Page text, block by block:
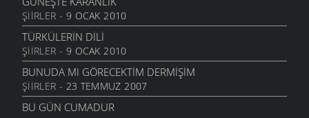
YOL GÖTÜRDÜ YIL GÖTÜRDÜ
10 NISAN 2006
SULAR SOĞUK MU
31 MART 2006
BEKÇİ OLDUĞ
30 MART 2006
ŞIIRLER - 9 OCAK 2010
TÜRKÜLERIN DILI
ŞIIRLER - 9 OCAK 2010
BUNUDA MI GÖRECEKTIM DERMIŞIM
ŞIIRLER - 23 TEMMUZ 2007
BU GÜN CUMADUR